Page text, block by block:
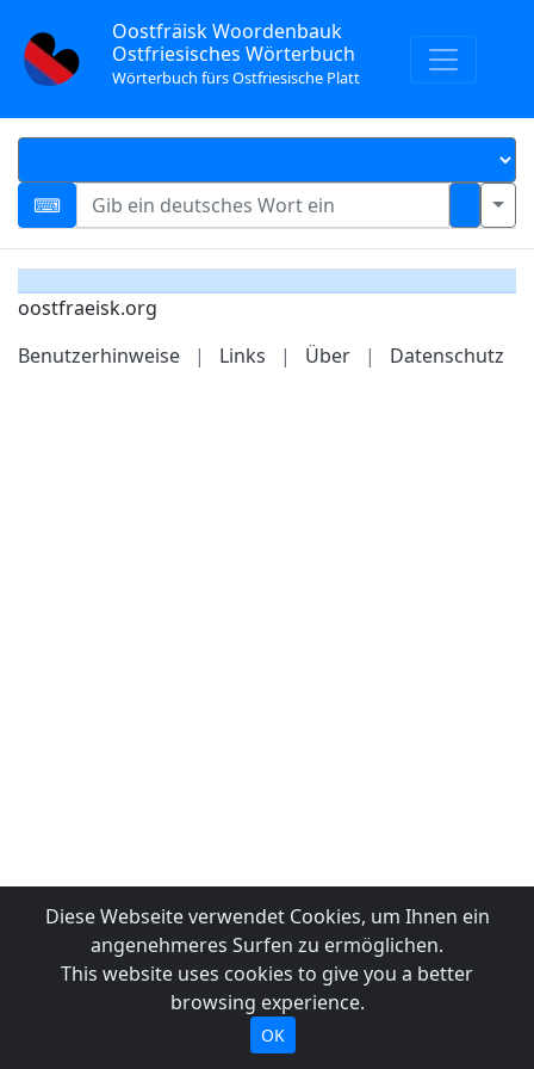
Oostfräisk Woordenbauk
Ostfriesisches Wörterbuch
Wörterbuch fürs Ostfriesische Platt
oostfraeisk.org
Benutzerhinweise
| Links | Über | Datenschutz
Diese Webseite verwendet Cookies, um Ihnen ein
angenehmeres Surfen zu ermöglichen.
This website uses cookies to give you a better
browsing experience.
OK